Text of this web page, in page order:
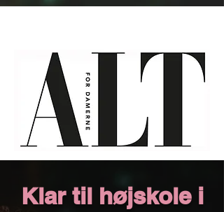
Klar til højskole i